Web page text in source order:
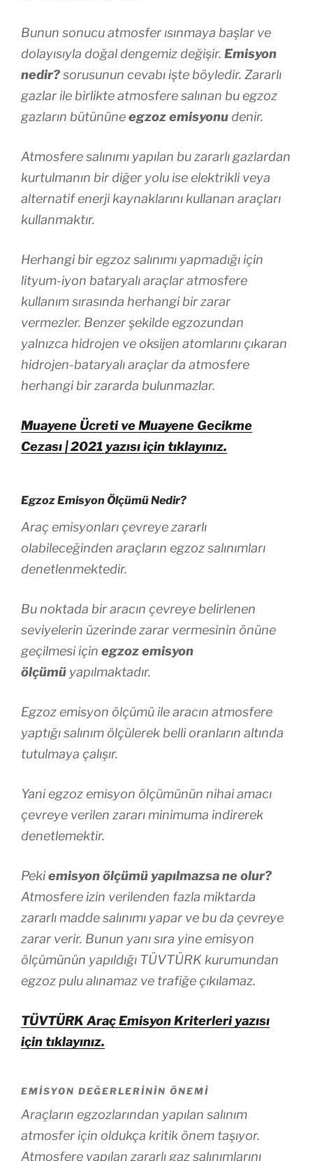
Bunun sonucu atmosfer ısınmaya başlar ve
dolayısıyla doğal dengemiz değişir. Emisyon
nedir?sorusunun cevabı işte böyledir. Zararlı
gazlar ile birlikte atmosfere salınan bu egzoz
gazların bütününeegzoz emisyonudenir.
Atmosfere salınımı yapılan bu zararlı gazlardan
kurtulmanın bir diğer yolu ise elektrikli veya
alternatif enerji kaynaklarını kullanan araçları
kullanmaktır.
Herhangi bir egzoz salınımı yapmadığı için
lityum-iyon bataryalı araçlar atmosfere
kullanım sırasında herhangi bir zarar
vermezler. Benzer şekilde egzozundan
yalnızca hidrojen ve oksijen atomlarını çıkaran
hidrojen-bataryalı araçlar da atmosfere
herhangi bir zararda bulunmazlar.
Muayene Ücreti ve Muayene Gecikme
Cezası | 2021 yazısı için tıklayınız.
Egzoz Emisyon Ölçümü Nedir?
Araç emisyonları çevreye zararlı
olabileceğinden araçların egzoz salınımları
denetlenmektedir.
Bu noktada bir aracın çevreye belirlenen
seviyelerin üzerinde zarar vermesinin önüne
geçilmesi için egzoz emisyon
ölçümü yapılmaktadır.
Egzoz emisyon ölçümü ile aracın atmosfere
yaptığı salınım ölçülerek belli oranların altında
tutulmaya çalışır.
Yani egzoz emisyon ölçümünün nihai amacı
çevreye verilen zararı minimuma indirerek
denetlemektir.
Pekiemisyon ölçümü yapılmazsa ne olur?
Atmosfere izin verilenden fazla miktarda
zararlı madde salınımı yapar ve bu da çevreye
zarar verir. Bunun yanı sıra yine emisyon
ölçümünün yapıldığı TÜVTÜRK kurumundan
egzoz pulu alınamaz ve trafiğe çıkılamaz.
TÜVTÜRK Araç Emisyon Kriterleri yazısı
için tıklayınız.
EMISYON DEĞERLERININ ÖNEMI
Araçların egzozlarından yapılan salınım
atmosfer için oldukça kritik önem taşıyor.
Atmosfere yapılan zararlı gaz salınımlarını